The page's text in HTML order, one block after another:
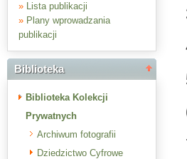
» Lista publikacji
» Plany wprowadzania
publikacji
Biblioteka
Biblioteka Kolekcji
Prywatnych
Archiwum fotografii
Dziedzictwo Cyfrowe